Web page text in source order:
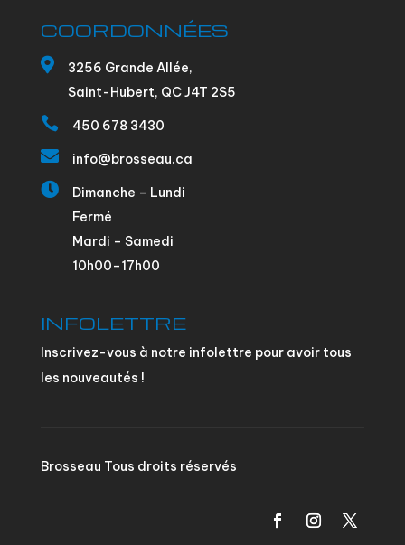
COORDONNÉES

3256 Grande Allée,
Saint-Hubert, QC J4T 2S5
 450 678 3430
 info@brosseau.ca

Dimanche – Lundi
Fermé
Mardi – Samedi
10h00–17h00
INFOLETTRE
Inscrivez-vous à notre infolettre pour avoir tous
les nouveautés !
Brosseau Tous droits réservés